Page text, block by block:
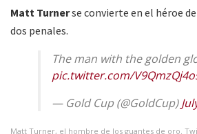
Matt Turnerse convierte en el héroe
dos penales.
The man with the golden
pic.twitter.com/
— Gold Cup (@GoldCup)
Matt Turner, el hombre de los guantes de oro.